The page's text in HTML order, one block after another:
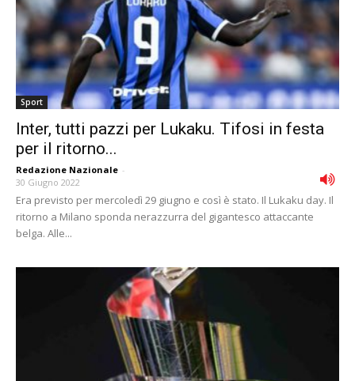
Sport
Inter, tutti pazzi per Lukaku. Tifosi in festa
per il ritorno...
Redazione Nazionale -
30 Giugno 2022
Era previsto per mercoledì 29 giugno e così è stato. Il Lukaku day. Il
ritorno a Milano sponda nerazzurra del gigantesco attaccante
belga. Alle...